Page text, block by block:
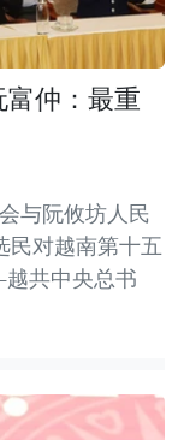
仲：最重
与阮攸坊人民
民对越南第十五
越共中央总书